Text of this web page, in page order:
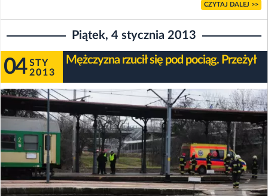
CZYTAJ DALEJ >>
Piątek, 4 stycznia 2013
04 STY
2013
Mężczyzna rzucił się pod pociąg. Przeżył